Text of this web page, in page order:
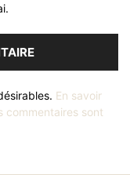
En savoir
commentaires sont